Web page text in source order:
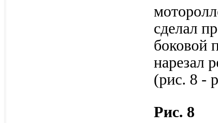
сделал
боковой
нарезал
(рис. 8 -
Рис. 8